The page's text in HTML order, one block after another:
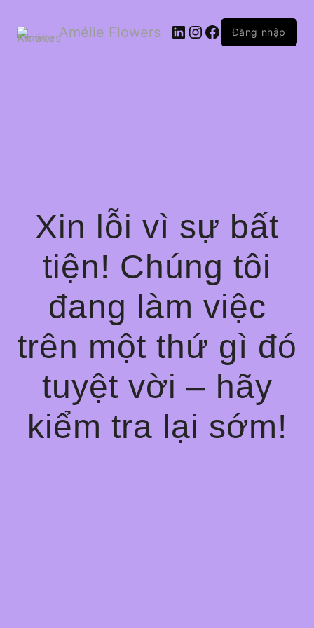
Amélie Flowers LinkedIn
Instagram
Facebook
Đăng nhập
Xin lỗi vì sự bất
tiện! Chúng tôi
đang làm việc
trên một thứ gì đó
tuyệt vời – hãy
kiểm tra lại sớm!